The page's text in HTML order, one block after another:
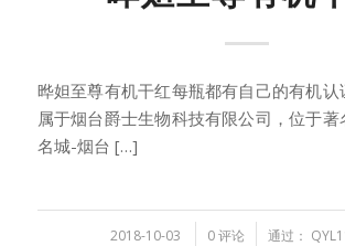
晔妲至尊有机干红每瓶都有自己的有机
属于烟台爵士生物科技有限公司，位于
名城-烟台 […]
2018-10-03
/ 0 评论 通过：